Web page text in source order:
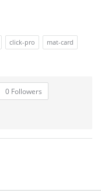
click-pro
mat-card
0 Followers